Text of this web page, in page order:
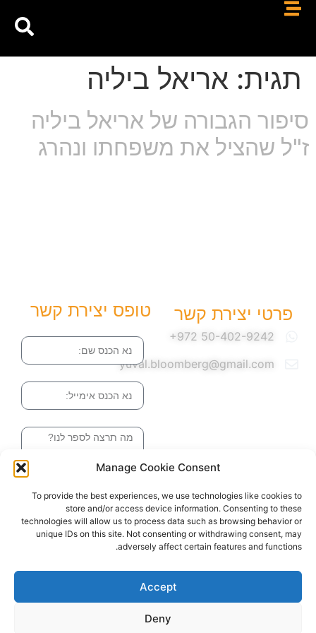
Manage Cookie Consent
To provide the best experiences, we use technologies like cookies to
store and/or access device information. Consenting to these
technologies will allow us to process data such as browsing behavior or
unique IDs on this site. Not consenting or withdrawing consent, may
adversely affect certain features and functions.
Accept
Deny
תגית: אריאל ביליה
סיפור הגבורה של אריאל ביליה
ז"ל שהציל את משפחתו ונהרג
פרטי יצירת קשר
yuval.bloomberg@gmail.com
טופס יצירת קשר
שליחה והטופס
בדרך אלינו
האתר עוצב ונבנה ע"י סטודיו מומנטום